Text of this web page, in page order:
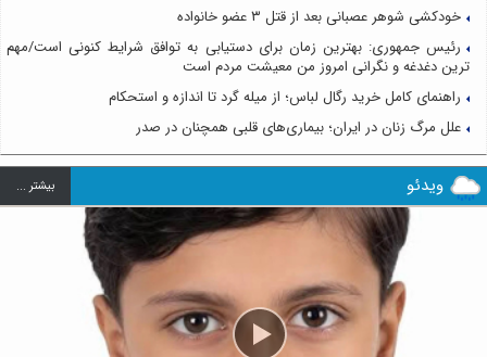
خودکشی شوهر عصبانی بعد از قتل ۳ عضو خانواده
رئیس جمهوری: بهترین زمان برای دستیابی به توافق شرایط کنونی است/مهم
ترین دغدغه و نگرانی امروز من معیشت مردم است
راهنمای کامل خرید رگال لباس؛ از میله گرد تا اندازه و استحکام
علل مرگ زنان در ایران؛ بیماری‌های قلبی همچنان در صدر
ویدئو بيشتر ...